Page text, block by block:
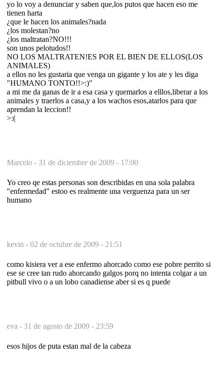
yo lo voy a denunciar y saben que,los putos que hacen eso me
tienen harta
¿que le hacen los animales?nada
¿los molestan?no
¿los maltratan?NO!!!
son unos pelotudos!!
NO LOS MALTRATEN!ES POR EL BIEN DE ELLOS(LOS
ANIMALES)
a ellos no les gustaria que venga un gigante y los ate y les diga
"HUMANO TONTO!!>:)"
a mi me da ganas de ir a esa casa y quemarlos a elllos,liberar a los
animales y traerlos a casa,y a los wachos esos,atarlos para que
aprendan la leccion!!
>:(
Marcelo - 31 de diciembre de 2009 - 17:00
Yo creo qe estas personas son describidas en una sola palabra
"enfermedad" estoo es realmente una verguenza para un ser
humano
kevin - 02 de octubre de 2009 - 21:51
como kisiera ver a ese enfermo ahorcado como ese pobre perrito si
ese se cree tan rudo ahorcando galgos porq no intenta colgar a un
pitbull vivo o a un lobo canadiense aber si es q puede
eva - 31 de agosto de 2009 - 23:59
esos hijos de puta estan mal de la cabeza